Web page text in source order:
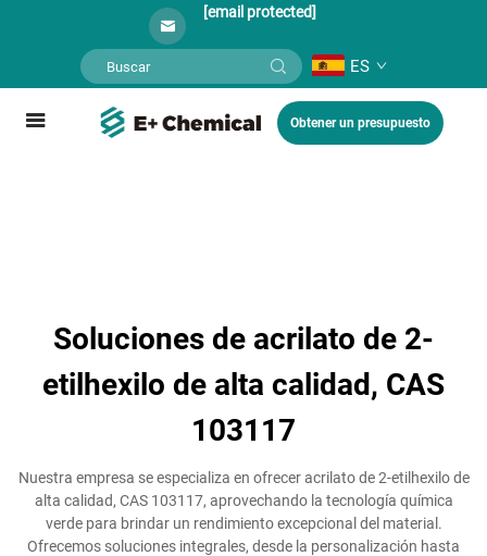
[email protected]
ES
Obtener un presupuesto
Soluciones de acrilato de 2-
etilhexilo de alta calidad, CAS
103117
Nuestra empresa se especializa en ofrecer acrilato de 2-etilhexilo de
alta calidad, CAS 103117, aprovechando la tecnología química
verde para brindar un rendimiento excepcional del material.
Ofrecemos soluciones integrales, desde la personalización hasta